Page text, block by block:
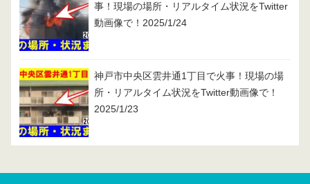
事！現場の場所・リアルタイム状況をTwitter
動画像で！2025/1/24
神戸市中央区雲井通1丁目で火事！現場の場
所・リアルタイム状況をTwitter動画像で！
2025/1/23